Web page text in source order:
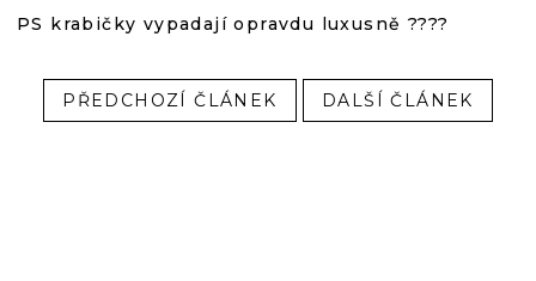
PS krabičky vypadají opravdu luxusně ????
PŘEDCHOZÍ ČLÁNEK DALŠÍ ČLÁNEK